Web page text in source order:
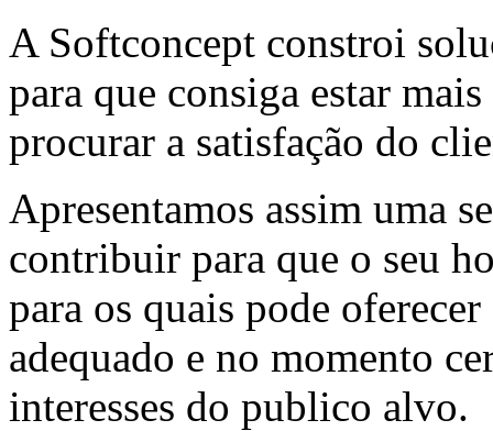
A Softconcept constroi
para que consiga estar
procurar a satisfação do
Apresentamos assim uma
contribuir para que o seu
para os quais pode
adequado e no momento
interesses do publico alvo.